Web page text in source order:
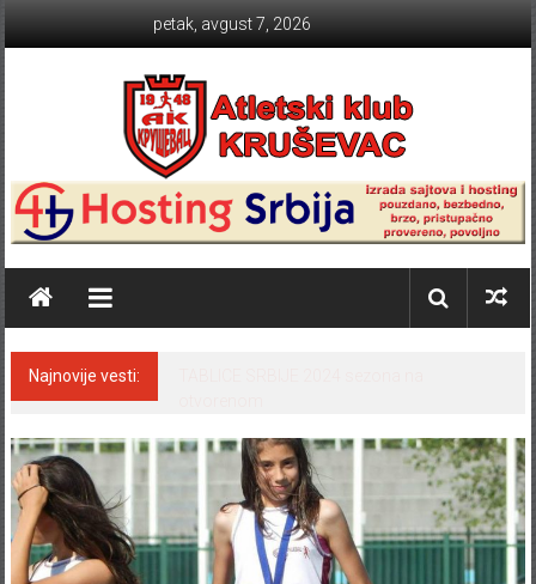
petak, avgust 7, 2026
Atletski klub KRUŠEVAC
Najnovije vesti: